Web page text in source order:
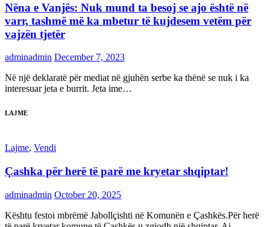
Nëna e Vanjës: Nuk mund ta besoj se ajo është në
varr, tashmë më ka mbetur të kujdesem vetëm për
vajzën tjetër
adminadmin December 7, 2023
Në një deklaratë për mediat në gjuhën serbe ka thënë se nuk i ka
interesuar jeta e burrit. Jeta ime…
LAJME
Lajme, Vendi
Çashka për herë të parë me kryetar shqiptar!
adminadmin October 20, 2025
Kështu festoi mbrëmë Jabollçishti në Komunën e Çashkës.Për herë